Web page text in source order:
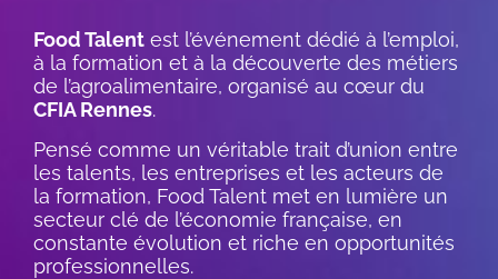
Food Talent est l’événement dédié à l’emploi,
à la formation et à la découverte des métiers
de l’agroalimentaire, organisé au cœur du
CFIA Rennes.
Pensé comme un véritable trait d’union entre
les talents, les entreprises et les acteurs de
la formation, Food Talent met en lumière un
secteur clé de l’économie française, en
constante évolution et riche en opportunités
professionnelles.